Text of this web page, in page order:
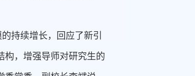
持续增长，回应了新引
构，增强导师对研究生的